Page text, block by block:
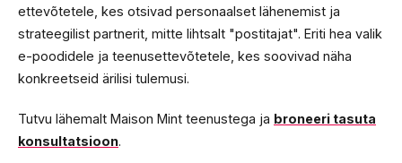
ettevõtetele, kes otsivad personaalset lähenemist ja
strateegilist partnerit, mitte lihtsalt "postitajat". Eriti hea valik
e-poodidele ja teenusettevõtetele, kes soovivad näha
konkreetseid ärilisi tulemusi.
Tutvu lähemalt Maison Mint teenustega ja broneeri tasuta
konsultatsioon.